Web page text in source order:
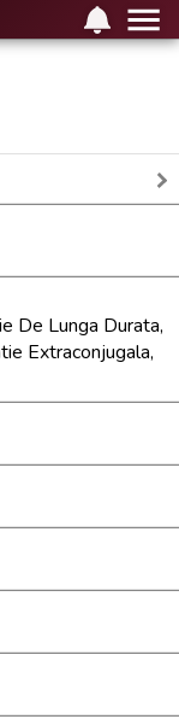
De Lunga Durata,
Extraconjugala,